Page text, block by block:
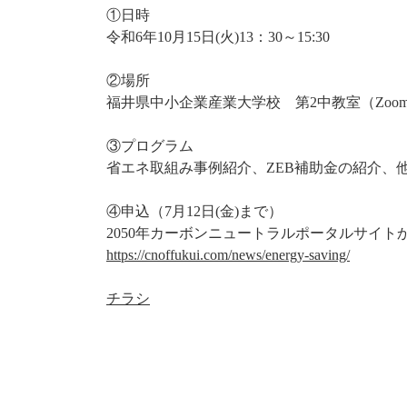
①日時
令和6年10月15日(火)13：30～15:30
②場所
福井県中小企業産業大学校 第2中教室（Zoom
③プログラム
省エネ取組み事例紹介、ZEB補助金の紹介、
④申込（7月12日(金)まで）
2050年カーボンニュートラルポータルサイト
https://cnoffukui.com/news/energy-saving/
チラシ